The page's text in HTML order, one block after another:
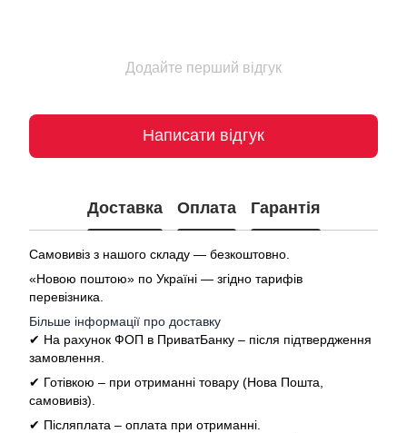
Додайте перший відгук
Написати відгук
Доставка Оплата Гарантія
Самовивіз з нашого складу — безкоштовно.
«Новою поштою» по Україні — згідно тарифів
перевізника.
Більше інформації про доставку
✔ На рахунок ФОП в ПриватБанку – після підтвердження
замовлення.
✔ Готівкою – при отриманні товару (Нова Пошта,
самовивіз).
✔ Післяплата – оплата при отриманні.